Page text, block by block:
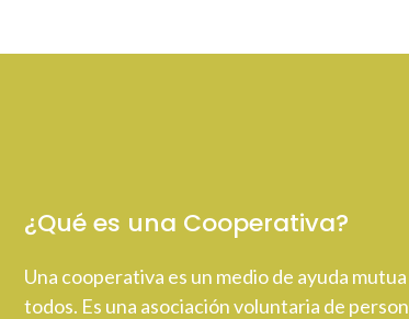
¿Qué es una Cooperativa?
Una cooperativa es un medio de ayuda
todos. Es una asociación voluntaria de